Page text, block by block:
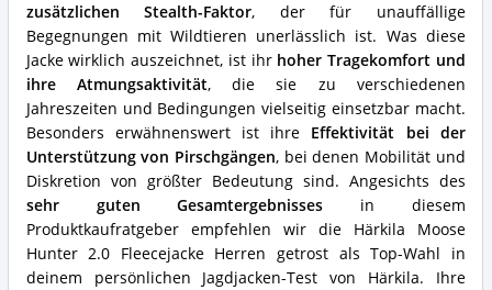
zusätzlichen Stealth-Faktor, der für unauffällige
Begegnungen mit Wildtieren unerlässlich ist. Was diese
Jacke wirklich auszeichnet, ist ihr hoher Tragekomfort und
ihre Atmungsaktivität, die sie zu verschiedenen
Jahreszeiten und Bedingungen vielseitig einsetzbar macht.
Besonders erwähnenswert ist ihre Effektivität bei der
Unterstützung von Pirschgängen, bei denen Mobilität und
Diskretion von größter Bedeutung sind. Angesichts des
sehr guten Gesamtergebnisses in diesem
Produktkaufratgeber empfehlen wir die Härkila Moose
Hunter 2.0 Fleecejacke Herren getrost als Top-Wahl in
deinem persönlichen Jagdjacken-Test von Härkila. Ihre